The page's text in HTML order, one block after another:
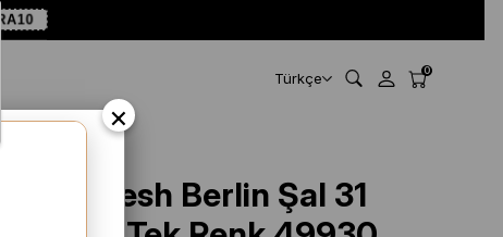
Türkçe 0
Belli Fresh Berlin Şal 31
×